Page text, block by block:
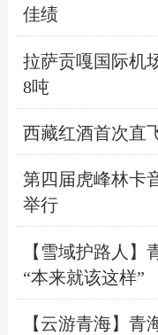
佳绩
拉萨贡嘎国际机
8吨
西藏红酒首次直
第四届虎峰林卡
举行
【雪域护路人】
“本来就该这样”
【云游青海】青